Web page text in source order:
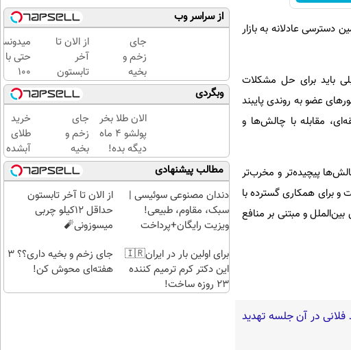
عادلانه به بازار
باید برای حل مشکلات
عضو به روندی پایبند
مقابله با چالش‌ها و
پیچیده‌تر و مخرب‌تر
و برای همکاری گسترده با
و مبتنی بر منافع
فلانی در آن جلسه تهدید
از سراسر وب
جای
زخم و
بخیه
داری؟؟
3
هفته‌ای
محوش
کن!
از الان تا
آخر
تابستون
حداقل
12کیلو
چربی
میسوزونی
🧨
حتی با
۱۰۰
هم
میتونی
طلا
بخری؟
وبگردی
الان طلا بخر
پولشو 4 ماه
دیگه بده!
سرمایه‌گذاری
طلا با اقساط
بی‌بهره
جای
زخم و
بخیه
داری؟؟
3
هفته‌ای
محوش
کن!
خرید
طلای
آبشده
حتی با
۱۰۰هزارتومان
مطالب پیشنهادی
دندان مصنوعی سوئیسی |
سبک، مقاوم، طبیعی!
ویزیت رایگان+پرداخت
از الان تا آخر تابستون
حداقل 12کیلو چربی
میسوزونی🧨
برای اولین بار در ایران🇮🇷
این دکتر کرم ترمیم کننده
23 روزه ساخت!
جای زخم و بخیه داری؟؟ 3
هفته‌ای محوش کن!